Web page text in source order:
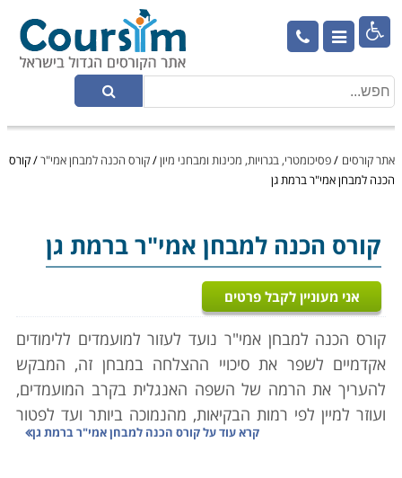

אתר קורסים /פסיכומטרי, בגרויות, מכינות ומבחני מיון/קורס הכנה למבחן אמי"ר/קורס
הכנה למבחן אמי"ר ברמת גן
קורס הכנה למבחן אמי"רברמת גן
אני מעוניין לקבל פרטים
קורס הכנה למבחן אמי"ר נועד לעזור למועמדים ללימודים
אקדמיים לשפר את סיכויי ההצלחה במבחן זה, המבקש
להעריך את הרמה של השפה האנגלית בקרב המועמדים,
ועוזר למיין לפי רמות הבקיאות, מהנמוכה ביותר ועד לפטור
מלימודי אנגלית. מי שנבחן בבחינה הפסיכומטרית פטור
קרא עוד עלקורס הכנה למבחן אמי"ר ברמת גן